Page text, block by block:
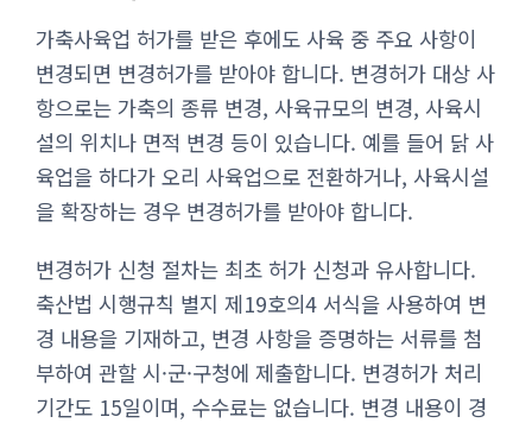
가축사육업 허가를 받은 후에도 사육 중 주요 사항이
변경되면 변경허가를 받아야 합니다. 변경허가 대상 사
항으로는 가축의 종류 변경, 사육규모의 변경, 사육시
설의 위치나 면적 변경 등이 있습니다. 예를 들어 닭 사
육업을 하다가 오리 사육업으로 전환하거나, 사육시설
을 확장하는 경우 변경허가를 받아야 합니다.
변경허가 신청 절차는 최초 허가 신청과 유사합니다.
축산법 시행규칙 별지 제19호의4 서식을 사용하여 변
경 내용을 기재하고, 변경 사항을 증명하는 서류를 첨
부하여 관할 시·군·구청에 제출합니다. 변경허가 처리
기간도 15일이며, 수수료는 없습니다. 변경 내용이 경